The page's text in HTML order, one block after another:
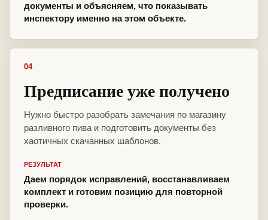
документы и объясняем, что показывать
инспектору именно на этом объекте.
04
Предписание уже получено
Нужно быстро разобрать замечания по магазину
разливного пива и подготовить документы без
хаотичных скачанных шаблонов.
РЕЗУЛЬТАТ
Даем порядок исправлений, восстанавливаем
комплект и готовим позицию для повторной
проверки.